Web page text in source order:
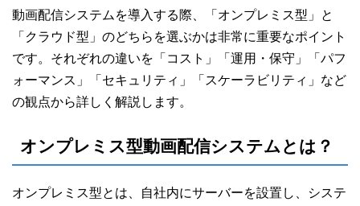
動画配信システムを導入する際、「オンプレミス型」と
「クラウド型」のどちらを選ぶかは非常に重要なポイント
です。それぞれの違いを「コスト」「運用・保守」「パフ
ォーマンス」「セキュリティ」「スケーラビリティ」など
の観点から詳しく解説します。
オンプレミス型動画配信システムとは？
オンプレミス型とは、自社内にサーバーを設置し、システ